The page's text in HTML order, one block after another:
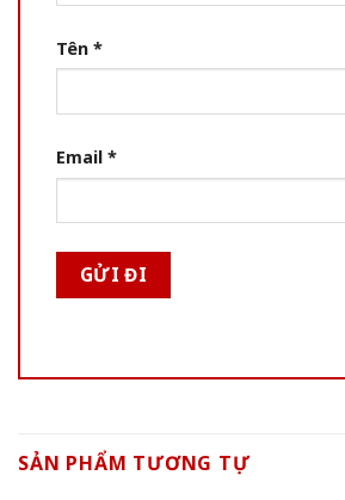
Tên *
Email *
SẢN PHẨM TƯƠNG TỰ